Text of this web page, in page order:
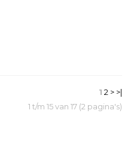
1 2 > >|
1 t/m 15 van 17 (2 pagina's)